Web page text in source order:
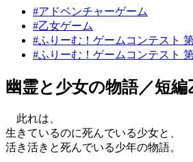
#アドベンチャーゲーム
#乙女ゲーム
#ふりーむ！ゲームコンテスト
#ふりーむ！ゲームコンテスト
幽霊と少女の物語／短編
此れは、
生きているのに死んでいる少女と、
活き活きと死んでいる少年の物語。